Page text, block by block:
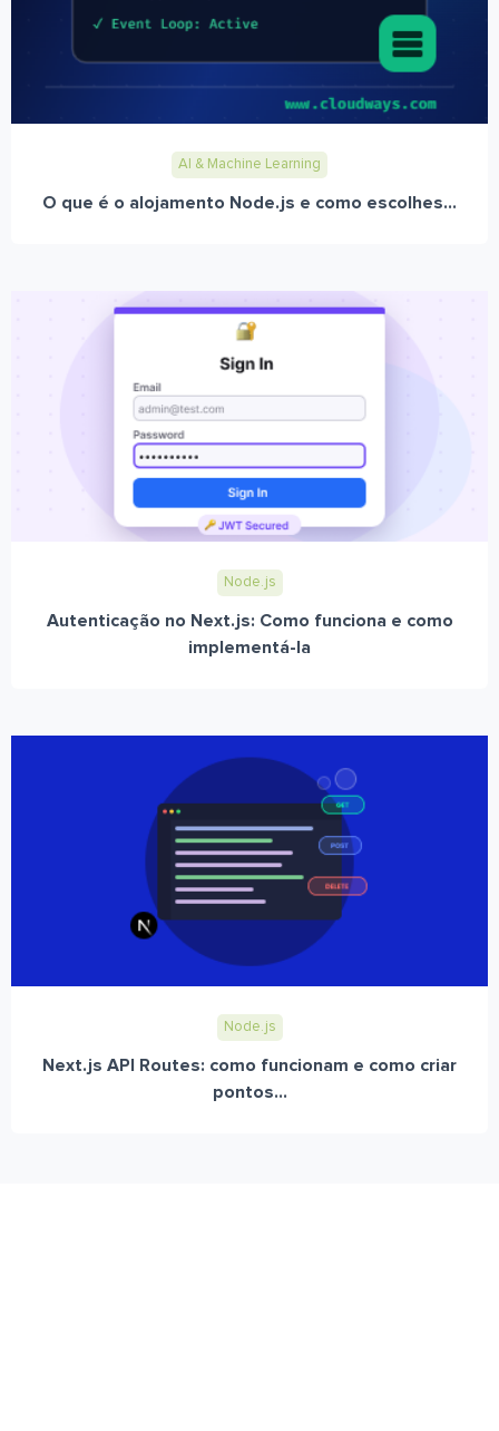
AI & Machine Learning
O que é o alojamento Node.js e como escolhes...
Node.js
Autenticação no Next.js: Como funciona e como
implementá-la
Node.js
Next.js API Routes: como funcionam e como criar
pontos...